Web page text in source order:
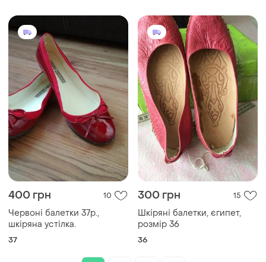
400 грн 10
Червоні балетки 37р.,
шкіряна устілка.
37
300 грн 15
Шкіряні балетки, єгипет,
розмір 36
36